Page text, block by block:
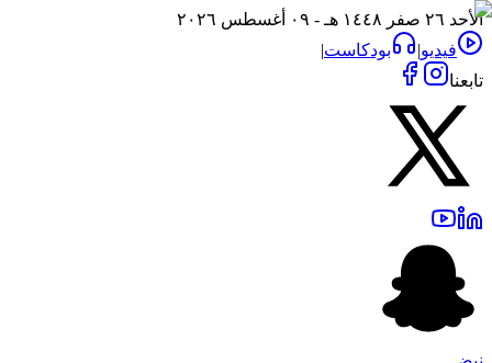
الأحد ٢٦ صفر ١٤٤٨ هـ - ٠٩ أغسطس ٢٠٢٦
فيديو| بودكاست|
تابعنا